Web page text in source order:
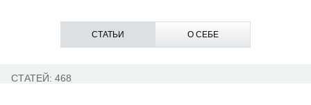
СТАТЬИ О СЕБЕ
СТАТЕЙ: 468